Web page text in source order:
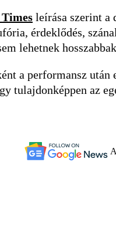
Times leírása szerint a
érdeklődés,
lehetnek
a performansz
tulajdonképpen az